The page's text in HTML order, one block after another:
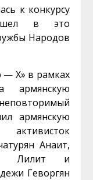
к конкурсу
в это
Народов
— Х» в рамках
армянскую
армянскую
Анаит,
Лилит и
Геворгян